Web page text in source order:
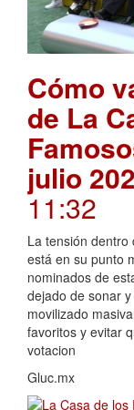
Cómo
de La
julio
11:32
La tensión dentro
está en su punto
nominados de
dejado de sonar
movilizado
favoritos y evitar
votacion
Gluc.mx